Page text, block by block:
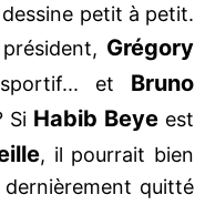
dessine petit à petit.
Grégory
et Bruno
Si Habib Beye est
, il pourrait bien
quitté